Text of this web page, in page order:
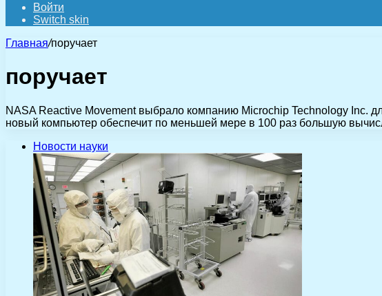
Войти
Switch skin
Главная/поручает
поручает
NASA Reactive Movement выбрало компанию Microchip Technology Inc.
новый компьютер обеспечит по меньшей мере в 100 раз большую
Новости науки